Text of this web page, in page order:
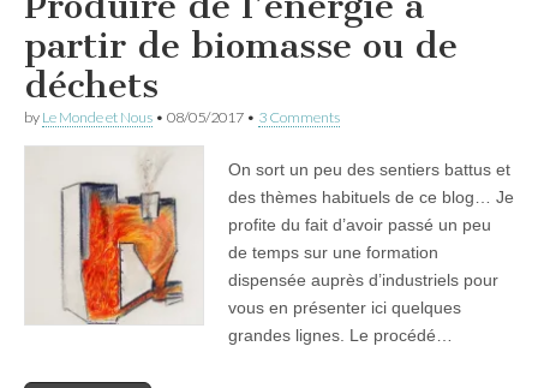
partir de biomasse ou de
déchets
by Le Monde et Nous • 08/05/2017 • 3 Comments
On sort un peu des sentiers battus et
des thèmes habituels de ce blog… Je
profite du fait d’avoir passé un peu
de temps sur une formation
dispensée auprès d’industriels pour
vous en présenter ici quelques
grandes lignes. Le procédé…